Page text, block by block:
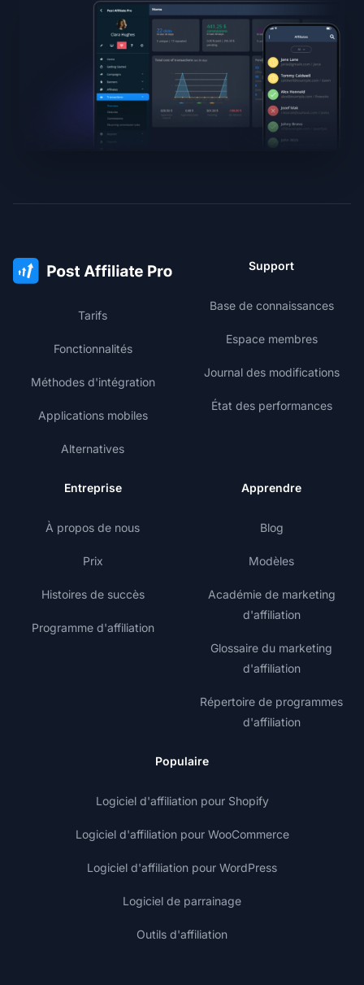
Tarifs
Fonctionnalités
Méthodes d'intégration
Applications mobiles
Alternatives
Support
Base de connaissances
Espace membres
Journal des modifications
État des performances
Entreprise
À propos de nous
Prix
Histoires de succès
Programme d'affiliation
Apprendre
Blog
Modèles
Académie de marketing
d'affiliation
Glossaire du marketing
d'affiliation
Répertoire de programmes
d'affiliation
Populaire
Logiciel d'affiliation pour Shopify
Logiciel d'affiliation pour WooCommerce
Logiciel d'affiliation pour WordPress
Logiciel de parrainage
Outils d'affiliation